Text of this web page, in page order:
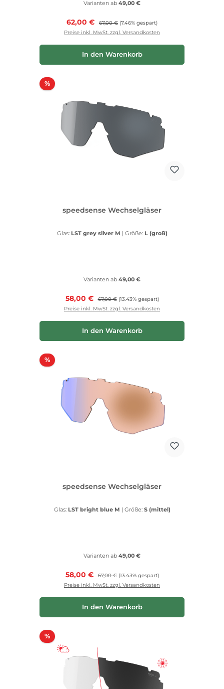
Varianten ab 49,00 €
Verkaufspreis:
62,00 € Regulärer Preis:
67,00 € (7.46% gespart)
Preise inkl. MwSt. zzgl. Versandkosten
In den Warenkorb
%Rabatt
speedsense Wechselgläser
Glas: LST grey silver M | Größe: L (groß)
Varianten ab 49,00 €
Verkaufspreis:
58,00 € Regulärer Preis:
67,00 € (13.43% gespart)
Preise inkl. MwSt. zzgl. Versandkosten
In den Warenkorb
%Rabatt
speedsense Wechselgläser
Glas: LST bright blue M | Größe: S (mittel)
Varianten ab 49,00 €
Verkaufspreis:
58,00 € Regulärer Preis:
67,00 € (13.43% gespart)
Preise inkl. MwSt. zzgl. Versandkosten
In den Warenkorb
%Rabatt